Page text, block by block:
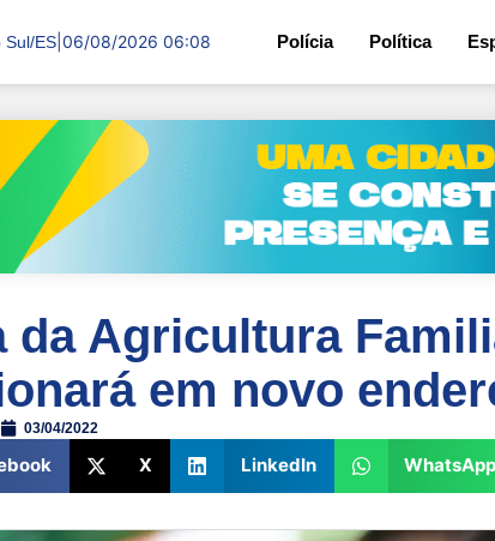
Sul/ES 06/08/2026 06:08 Polícia Política
da Agricultura
em novo
03/04/2022
X LinkedIn WhatsApp